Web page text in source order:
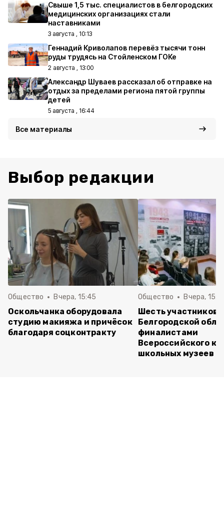
Свыше 1,5 тыс. специалистов в белгородских
медицинских организациях стали
наставниками
3 августа , 10:13
Геннадий Криволапов перевёз тысячи тонн
руды трудясь на Стойленском ГОКе
2 августа , 13:00
Александр Шуваев рассказал об отправке на
отдых за пределами региона пятой группы
детей
5 августа , 16:44
Все материалы
Выбор редакции
Общество Вчера, 15:45
Оскольчанка оборудовала
студию макияжа и причёсок
благодаря соцконтракту
Общество Вчера,
Шесть участников
Белгородской
финалистами
Всероссийского
школьных музеев